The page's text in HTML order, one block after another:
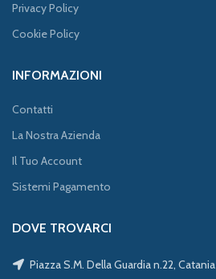
Privacy Policy
Cookie Policy
INFORMAZIONI
Contatti
La Nostra Azienda
Il Tuo Account
Sistemi Pagamento
DOVE TROVARCI
Piazza S.M. Della Guardia n.22, Catania